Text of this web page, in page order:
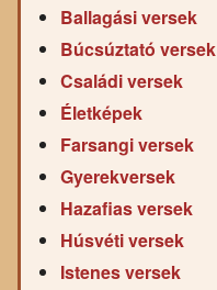
Ballagási versek
Búcsúztató versek
Családi versek
Életképek
Farsangi versek
Gyerekversek
Hazafias versek
Húsvéti versek
Istenes versek